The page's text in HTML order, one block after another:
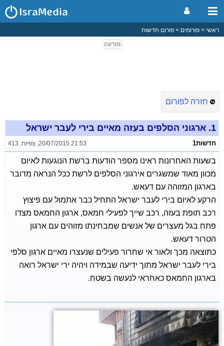
ראשי פורומים פורום חדשות
חזרה לפורום
1. ארגוני הסלפים בעזה מאיים בירי לעבר ישראל
חדשות1 20/07/2015 21:53
, צפיות: 413
בשעות האחרונות ראינו מספר הודעות ברשת הנוגעות לאיום
מכוון מאוד שמשגרים אירגוני הסלפים לרשת ככל הנראה מדובר
בארגון המזוהה עם דעאש.
הרקע לאיום בירי לעבר ישראל התחיל כבר אתמול עם פיצוץ
רכב תופת בעזה, רכב שייך לפעילי חמאס, ארגון החמאס מצדו
פתח בגל מעצרים של אנשים שמבחינתו מזוהים עם ארגון
הטרור דעאש.
כתוצאה מכך ולאור אי שחרור פעילים שנעצרו מאיים ארגון סלפי
בירי לעבר ישראל מתוך ידיעה שבמידה ויהיה ירי ישראל רואה
בארגון החמאס כאחראי לנעשה בשטח.